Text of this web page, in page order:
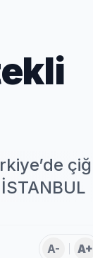
çiğ
A- A+